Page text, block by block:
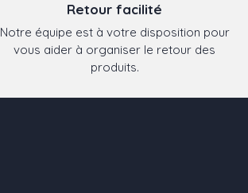
Retour facilité
Notre équipe est à votre disposition pour
vous aider à organiser le retour des
produits.